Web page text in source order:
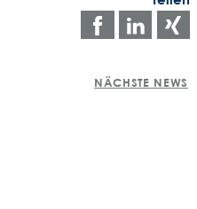
Auf
teilen
Auf
NÄCHSTE NEWS